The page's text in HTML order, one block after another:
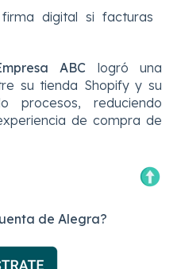
digital si facturas
ABC logró una
su tienda Shopify y su
procesos, reduciendo
de compra de
de Alegra?